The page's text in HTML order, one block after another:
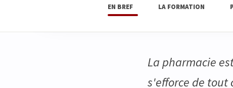
EN BREF LA FORMATION
La pharmacie
s'efforce de tout